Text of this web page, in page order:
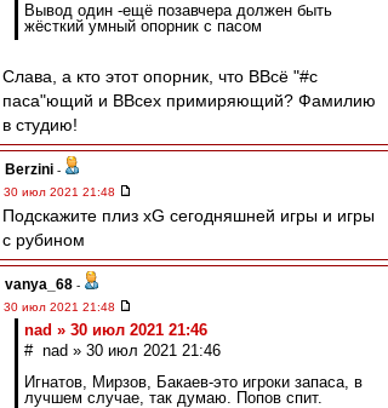
Вывод один -ещё позавчера должен быть
жёсткий умный опорник с пасом
Слава, а кто этот опорник, что ВВсё "#с
паса"ющий и ВВсех примиряющий? Фамилию
в студию!
Berzini -
30 июл 2021 21:48
Подскажите плиз xG сегодняшней игры и игры
с рубином
vanya_68 -
30 июл 2021 21:48
nad » 30 июл 2021 21:46
# nad » 30 июл 2021 21:46
Игнатов, Мирзов, Бакаев-это игроки запаса, в
лучшем случае, так думаю. Попов спит.